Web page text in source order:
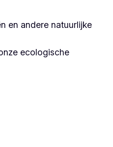
en andere natuurlijke
ecologische